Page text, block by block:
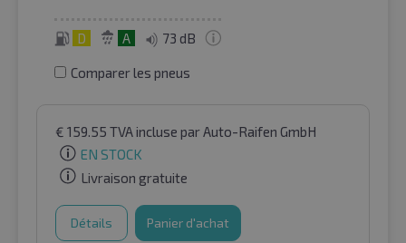
D A 73 dB
Comparer les pneus
€ 159.55 TVA incluse par Auto-Raifen GmbH
EN STOCK
Livraison gratuite
Détails Panier d'achat